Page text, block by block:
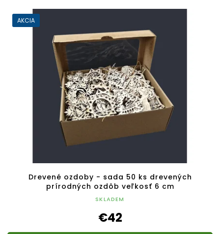
AKCIA
Drevené ozdoby - sada 50 ks drevených
prírodných ozdôb veľkosť 6 cm
SKLADEM
€42